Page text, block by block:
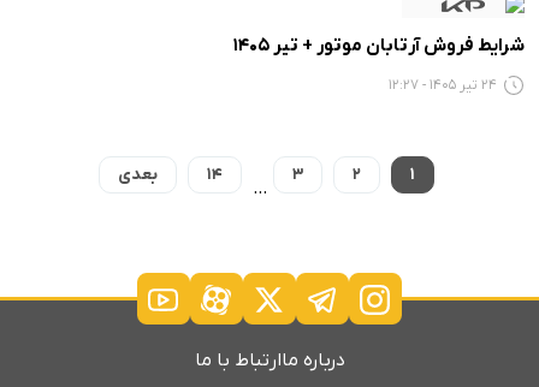
شرایط فروش آرتابان موتور + تیر 1405
24 تیر 1405 - 12:27
1
2
3
…
14 بعدی
درباره ماارتباط با ما